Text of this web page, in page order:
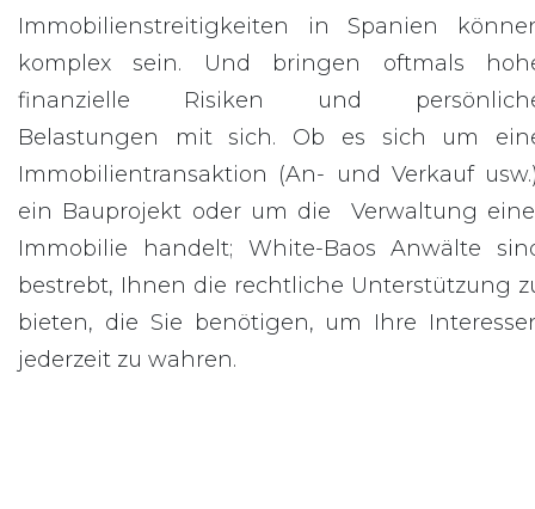
Immobilienstreitigkeiten in Spanien
komplex sein. Und bringen oftmals
finanzielle Risiken und
Belastungen mit sich. Ob es sich um
Immobilientransaktion (An- und Verkauf
ein Bauprojekt oder um die Verwaltung
Immobilie handelt; White-Baos Anwälte
bestrebt, Ihnen die rechtliche Unterstützung
bieten, die Sie benötigen, um Ihre
jederzeit zu wahren.